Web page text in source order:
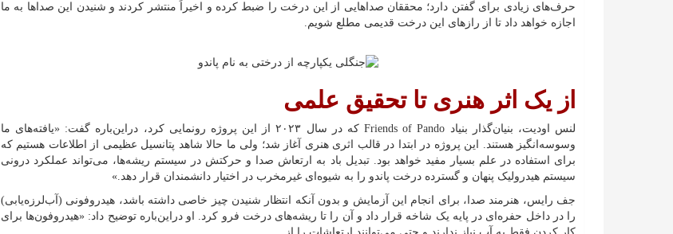
حرف‌های زیادی برای گفتن دارد؛ محققان صداهایی از این درخت را ضبط کرده و اخیراً منتشر کردند و شنیدن این صداها به ما
اجازه خواهد داد تا از رازهای این درخت قدیمی مطلع شویم.
از یک اثر هنری تا تحقیق علمی
لنس اودیت، بنیان‌گذار بنیاد Friends of Pando که در سال ۲۰۲۳ از این پروژه رونمایی کرد، دراین‌باره گفت: «یافته‌های ما
وسوسه‌انگیز هستند. این پروژه در ابتدا در قالب اثری هنری آغاز شد؛ ولی ما حالا شاهد پتانسیل عظیمی از اطلاعات هستیم که
برای استفاده در علم بسیار مفید خواهد بود. تبدیل باد به ارتعاش صدا و حرکتش در سیستم ریشه‌ها، می‌تواند عملکرد درونی
سیستم هیدرولیک پنهان و گسترده درخت پاندو را به شیوه‌ای غیرمخرب در اختیار دانشمندان قرار دهد.»
جف رایس، هنرمند صدا، برای انجام این آزمایش و بدون آنکه انتظار شنیدن چیز خاصی داشته باشد، هیدروفونی (آب‌لرزه‌یابی)
را در داخل حفره‌ای در پایه ‌یک شاخه قرار داد و آن را تا ریشه‌های درخت فرو کرد. او دراین‌باره توضیح داد: «هیدروفون‌ها برای